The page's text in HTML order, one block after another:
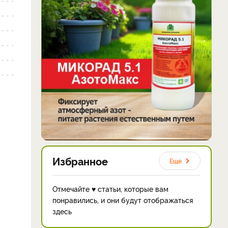
Избранное Еще
Отмечайте ♥ статьи, которые вам
понравились, и они будут отображаться
здесь